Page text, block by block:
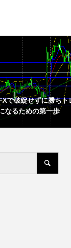
で破綻せずに勝ちト
なるための第一歩